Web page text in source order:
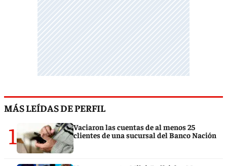
MÁS LEÍDAS DE PERFIL
1
Vaciaron las cuentas de al menos 25
clientes de una sucursal del Banco Nación